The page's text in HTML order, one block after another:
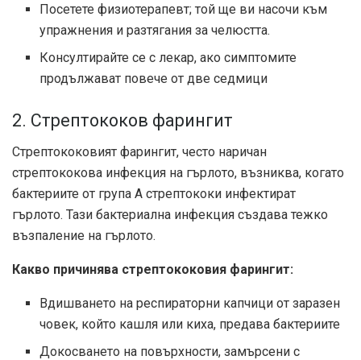
Посетете физиотерапевт; той ще ви насочи към
упражнения и разтягания за челюстта.
Консултирайте се с лекар, ако симптомите
продължават повече от две седмици
2. Стрептококов фарингит
Стрептококовият фарингит, често наричан
стрептококова инфекция на гърлото, възниква, когато
бактериите от група А стрептококи инфектират
гърлото. Тази бактериална инфекция създава тежко
възпаление на гърлото.
Какво причинява стрептококовия фарингит:
Вдишването на респираторни капчици от заразен
човек, който кашля или киха, предава бактериите
Докосването на повърхности, замърсени с